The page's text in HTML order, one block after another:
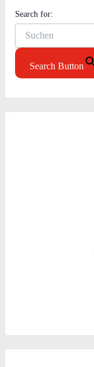
Search for:
Search Button